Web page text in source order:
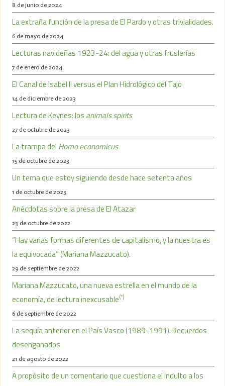
8 de junio de 2024
La extraña función de la presa de El Pardo y otras trivialidades.
6 de mayo de 2024
Lecturas navideñas 1923-24: del agua y otras fruslerías
7 de enero de 2024
El Canal de Isabel II versus el Plan Hidrológico del Tajo
14 de diciembre de 2023
Lectura de Keynes: los animals spirits
27 de octubre de 2023
La trampa del Homo economicus
15 de octubre de 2023
Un tema que estoy siguiendo desde hace setenta años
1 de octubre de 2023
Anécdotas sobre la presa de El Atazar
23 de octubre de 2022
“Hay varias formas diferentes de capitalismo, y la nuestra es
la equivocada” (Mariana Mazzucato).
29 de septiembre de 2022
Mariana Mazzucato, una nueva estrella en el mundo de la
economía, de lectura inexcusable(*)
6 de septiembre de 2022
La sequía anterior en el País Vasco (1989-1991). Recuerdos
desengañados
21 de agosto de 2022
A propósito de un comentario que cuestiona el indulto a los